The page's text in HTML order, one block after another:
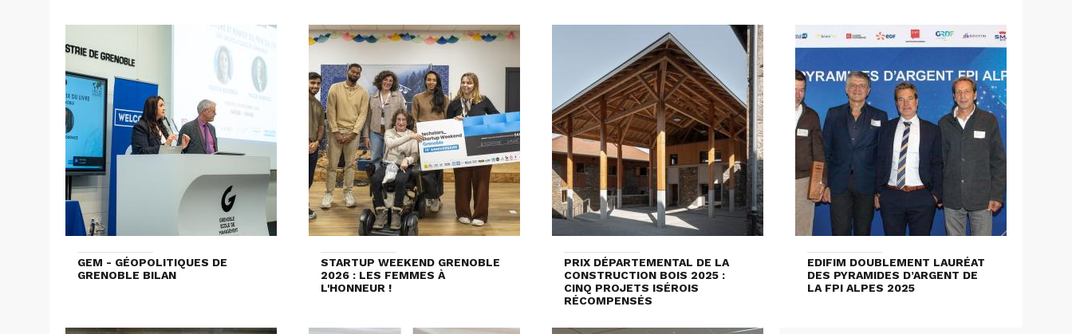
GEM - GÉOPOLITIQUES DE
GRENOBLE BILAN
STARTUP WEEKEND GRENOBLE
2026 : LES FEMMES À
L'HONNEUR !
PRIX DÉPARTEMENTAL DE LA
CONSTRUCTION BOIS 2025 :
CINQ PROJETS ISÉROIS
RÉCOMPENSÉS
EDIFIM DOUBLEMENT LAURÉAT
DES PYRAMIDES D’ARGENT DE
LA FPI ALPES 2025